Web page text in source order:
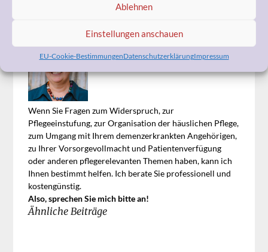
Ablehnen
Einstellungen anschauen
EU-Cookie-BestimmungenDatenschutzerklärungImpressum
zum 18.03.2019 unter der Telefonnummer 0241 88 74
Wenn Sie Fragen zum Widerspruch, zur
Pflegeeinstufung, zur Organisation der häuslichen Pflege,
zum Umgang mit Ihrem demenzerkrankten Angehörigen,
zu Ihrer Vorsorgevollmacht und Patientenverfügung
oder anderen pflegerelevanten Themen haben, kann ich
Ihnen bestimmt helfen. Ich berate Sie professionell und
kostengünstig.
Also, sprechen Sie mich bitte an!
Ähnliche Beiträge